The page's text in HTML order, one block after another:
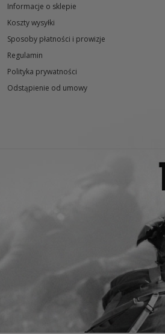
Informacje o sklepie
Koszty wysyłki
Sposoby płatności i prowizje
Regulamin
Polityka prywatności
Odstąpienie od umowy